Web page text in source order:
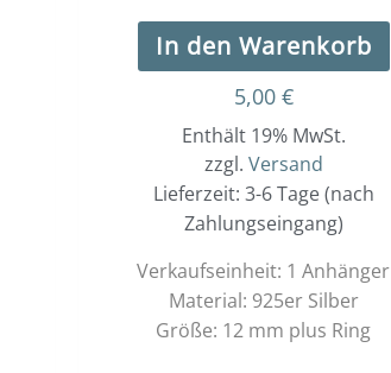
In den Warenkorb
5,00 €
Enthält 19% MwSt.
zzgl. Versand
Lieferzeit: 3-6 Tage (nach
Zahlungseingang)
Verkaufseinheit: 1 Anhänger
Material: 925er Silber
Größe: 12 mm plus Ring